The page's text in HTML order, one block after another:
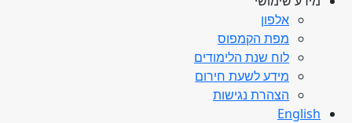
אלפון
מפת הקמפוס
לוח שנת הלימודים
מידע לשעת חירום
הצהרת נגישות
English